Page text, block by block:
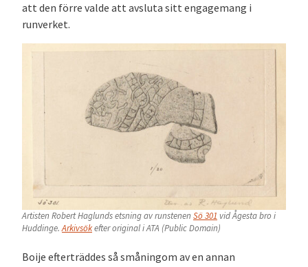
att den förre valde att avsluta sitt engagemang i
runverket.
Artisten Robert Haglunds etsning av runstenen Sö 301 vid Ågesta bro i
Huddinge.Arkivsökefter original i ATA (Public Domain)
Boije efterträddes så småningom av en annan